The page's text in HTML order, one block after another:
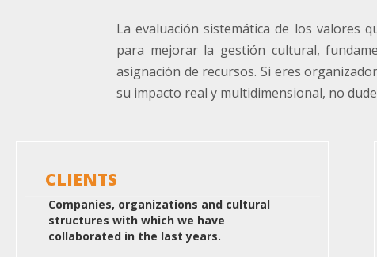
La evaluación sistemática de los valores
para mejorar la gestión cultural,
asignación de recursos. Si eres
su impacto real y multidimensional, no
CLIENTS
Companies, organizations and cultural
structures with which we have
collaborated in the last years.